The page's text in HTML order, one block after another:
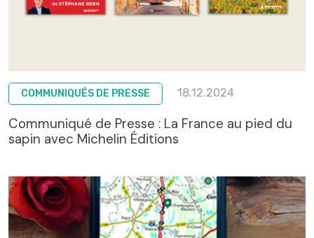
COMMUNIQUÉS DE PRESSE 18.12.2024
Communiqué de Presse : La France au pied du
sapin avec Michelin Éditions